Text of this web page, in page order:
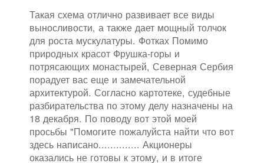
Такая схема отлично развивает все виды
выносливости, а также дает мощный толчок
для роста мускулатуры. Фотках Помимо
природных красот Фрушка-горы и
потрясающих монастырей, Северная Сербия
порадует вас еще и замечательной
архитектурой. Согласно картотеке, судебные
разбирательства по этому делу назначены на
18 декабря. По поводу вот этой моей
просьбы "Помогите пожалуйста найти что вот
здесь написано.............. Акционеры
оказались не готовы к этому, и в итоге